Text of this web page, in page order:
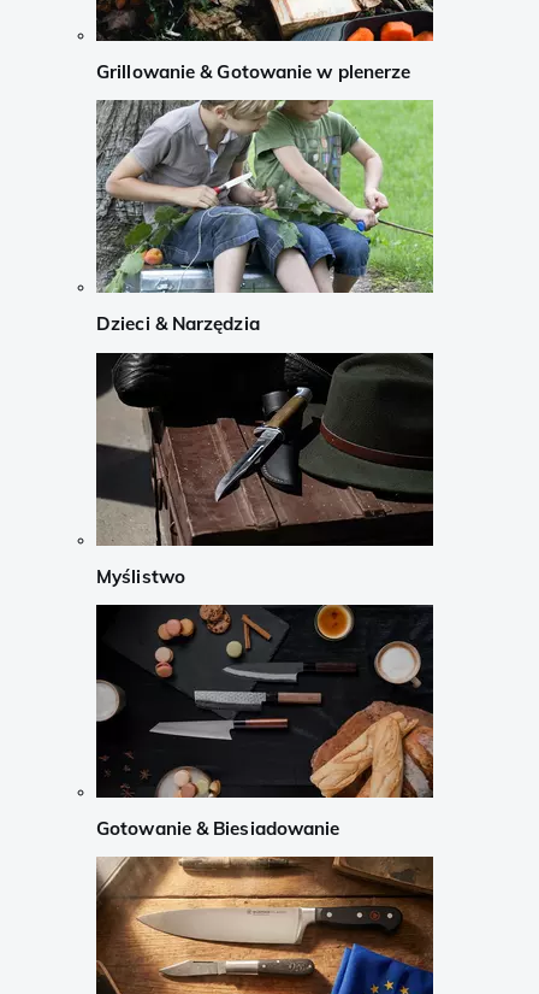
Grillowanie & Gotowanie w plenerze
Dzieci & Narzędzia
Myślistwo
Gotowanie & Biesiadowanie